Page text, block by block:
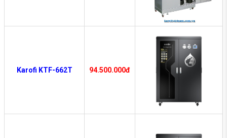
Karofi KTF-662T 94.500.000đ